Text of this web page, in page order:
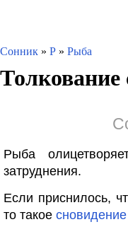
Сонник » Р » Рыба
Толкование
Рыба
затруднения.
Если приснилось,
то такое сновидение